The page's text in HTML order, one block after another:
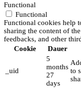
Functional
Functional
Functional cookies help
sharing the content of
feedbacks, and other
Cookie
Dauer
_uid
5
months
27
days
to